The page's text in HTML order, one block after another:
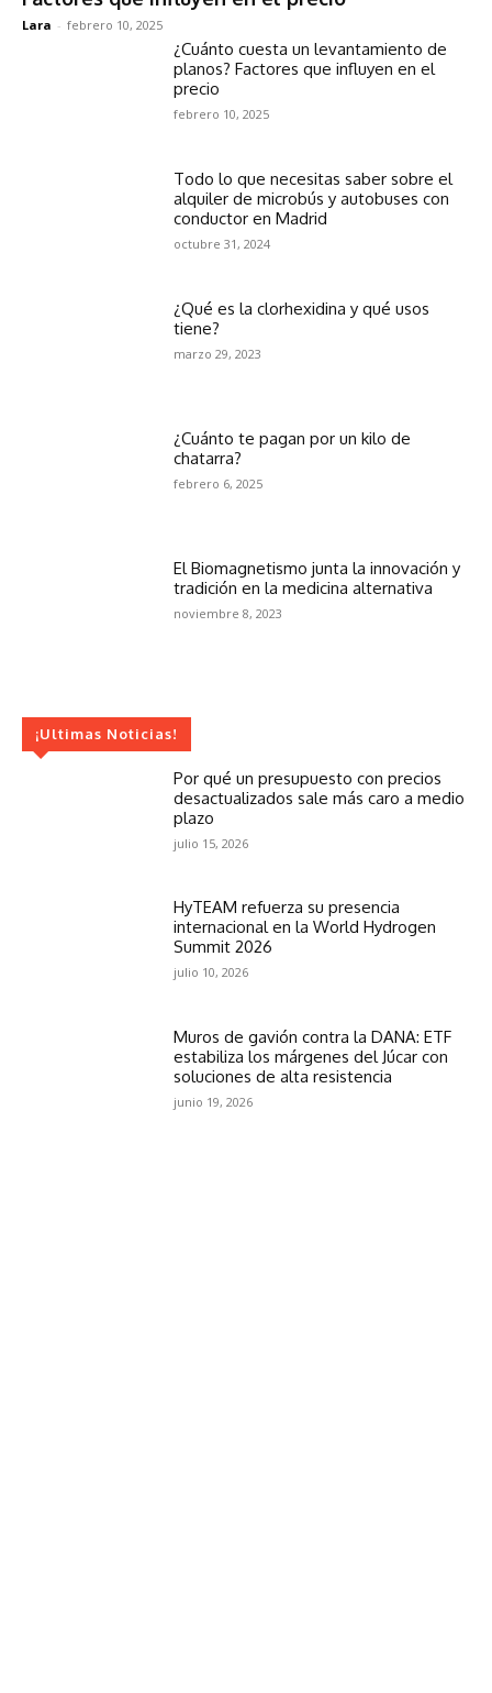
Lara - febrero 10, 2025
¿Cuánto cuesta un levantamiento de
planos? Factores que influyen en el
precio
febrero 10, 2025
Todo lo que necesitas saber sobre el
alquiler de microbús y autobuses con
conductor en Madrid
octubre 31, 2024
¿Qué es la clorhexidina y qué usos
tiene?
marzo 29, 2023
¿Cuánto te pagan por un kilo de
chatarra?
febrero 6, 2025
El Biomagnetismo junta la innovación y
tradición en la medicina alternativa
noviembre 8, 2023
¡Ultimas Noticias!
Por qué un presupuesto con precios
desactualizados sale más caro a medio
plazo
julio 15, 2026
HyTEAM refuerza su presencia
internacional en la World Hydrogen
Summit 2026
julio 10, 2026
Muros de gavión contra la DANA: ETF
estabiliza los márgenes del Júcar con
soluciones de alta resistencia
junio 19, 2026